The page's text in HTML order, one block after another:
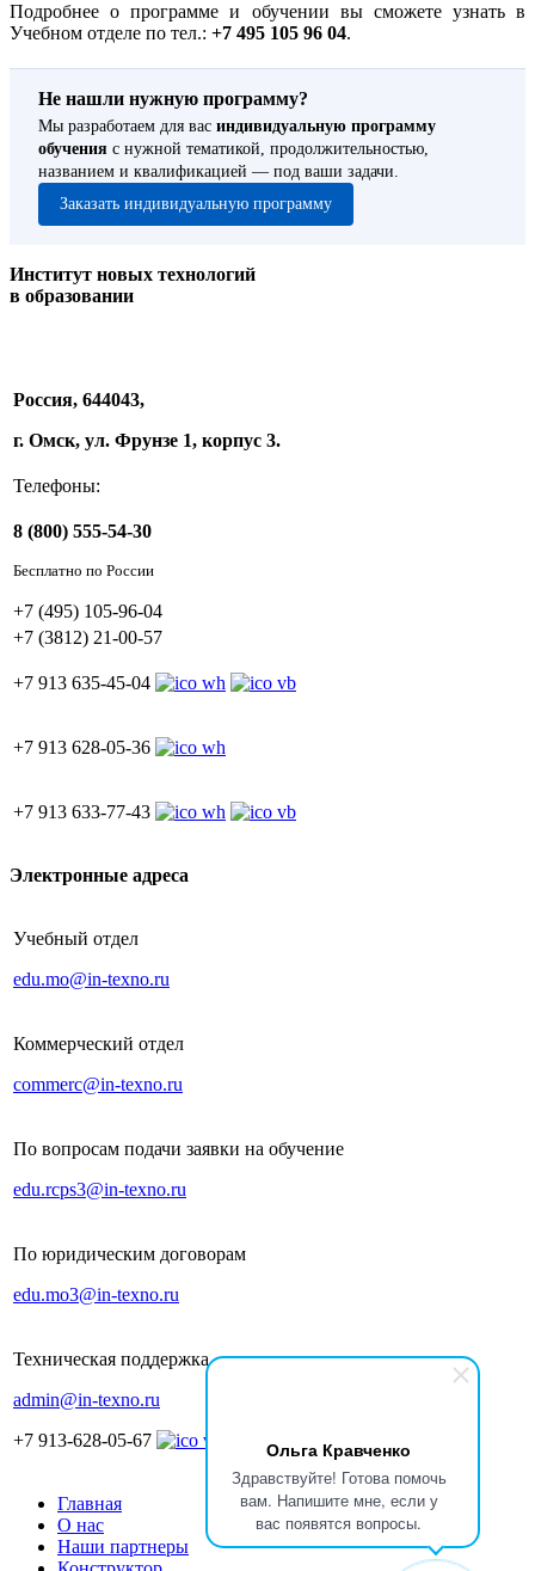
Ольга Кравченко
Здравствуйте! Готова помочь
вам. Напишите мне, если у
вас появятся вопросы.
Подробнее о программе и обучении вы сможете узнать в
Учебном отделе по тел.: +7 495 105 96 04.
Не нашли нужную программу?
Мы разработаем для вас индивидуальную программу
обучения с нужной тематикой, продолжительностью,
названием и квалификацией — под ваши задачи.
Заказать индивидуальную программу
Институт новых технологий
в образовании
Россия, 644043,
г. Омск, ул. Фрунзе 1, корпус 3.
Телефоны:
8 (800) 555-54-30
Бесплатно по России
+7 (495) 105-96-04
+7 (3812) 21-00-57
+7 913 635-45-04
+7 913 628-05-36
+7 913 633-77-43
Электронные адреса
Учебный отдел
edu.mo@in-texno.ru
Коммерческий отдел
commerc@in-texno.ru
По вопросам подачи заявки на обучение
edu.rcps3@in-texno.ru
По юридическим договорам
edu.mo3@in-texno.ru
Техническая поддержка
admin@in-texno.ru
+7 913-628-05-67
Главная
О нас
Наши партнеры